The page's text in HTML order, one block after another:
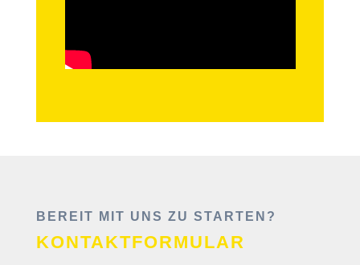
BEREIT MIT UNS ZU STARTEN?
KONTAKTFORMULAR